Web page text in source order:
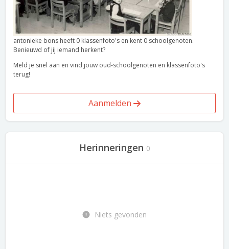
antonieke bons heeft 0 klassenfoto's en kent 0 schoolgenoten.
Benieuwd of jij iemand herkent?
Meld je snel aan en vind jouw oud-schoolgenoten en klassenfoto's
terug!
Aanmelden
Herinneringen 0
Niets gevonden